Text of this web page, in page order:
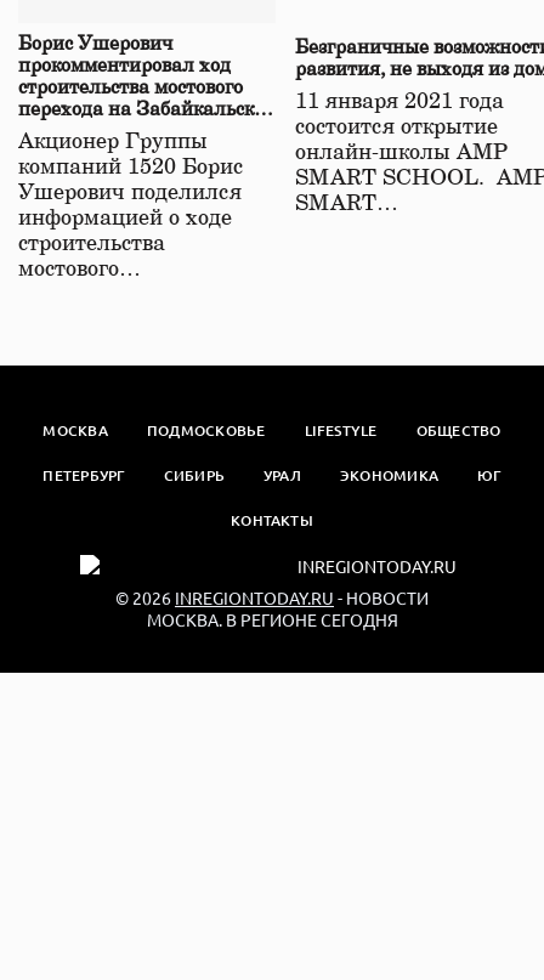
Борис Ушерович
прокомментировал ход
строительства мостового
перехода на Забайкальской
железной дороге
Акционер Группы
компаний 1520 Борис
Ушерович поделился
информацией о ходе
строительства
мостового…
Безграничные
развития, не выходя из
11 января 2021 года
состоится открытие
онлайн-школы АМР
SMART SCHOOL.
SMART…
МОСКВА ПОДМОСКОВЬЕ LIFESTYLE ОБЩЕСТВО
ПЕТЕРБУРГ СИБИРЬ УРАЛ ЭКОНОМИКА ЮГ
КОНТАКТЫ
© 2026 INREGIONTODAY.RU - НОВОСТИ
МОСКВА. В РЕГИОНЕ СЕГОДНЯ